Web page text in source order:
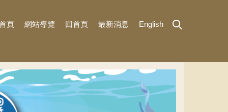
頁 網站導覽 回首頁 最新消息 English